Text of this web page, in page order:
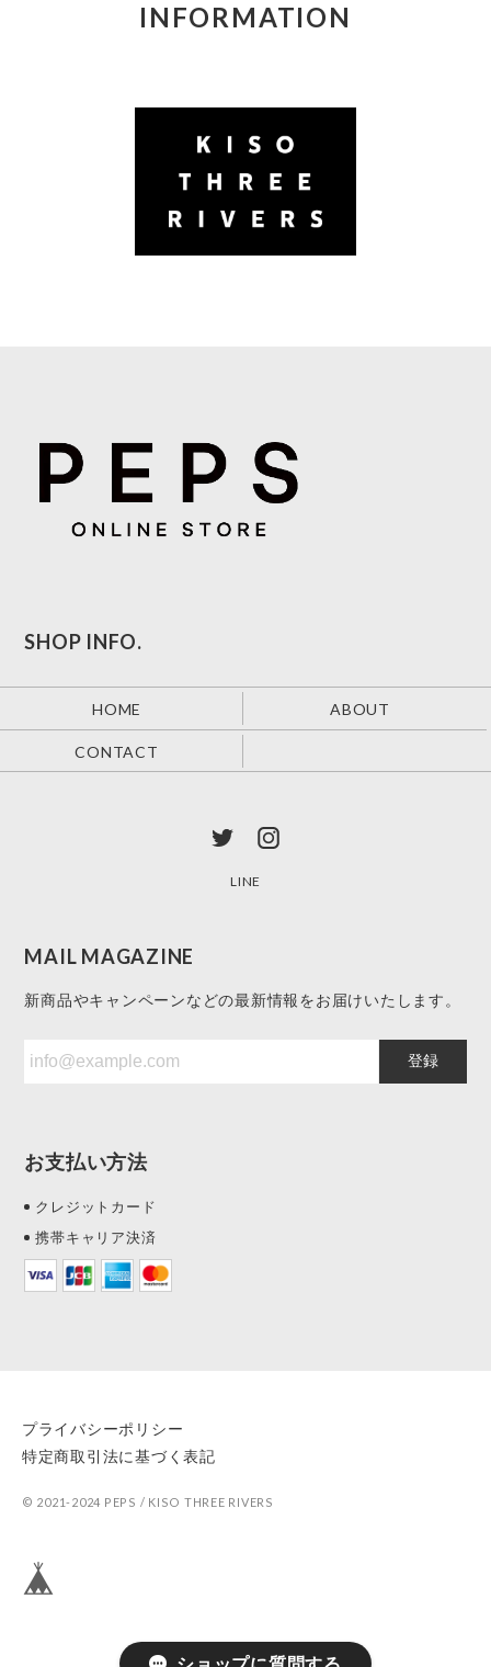
INFORMATION
SHOP INFO.
HOME ABOUT
CONTACT
LINE
MAIL MAGAZINE
新商品やキャンペーンなどの最新情報をお届けいたします。
登録
お支払い方法
クレジットカード
携帯キャリア決済
プライバシーポリシー
特定商取引法に基づく表記
© 2021-2024 PEPS / KISO THREE RIVERS